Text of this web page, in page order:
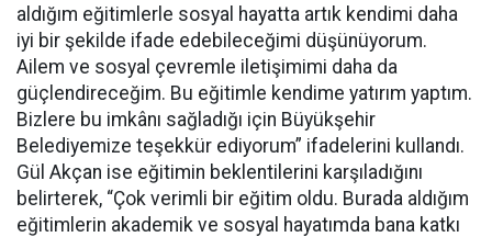
aldığım eğitimlerle sosyal hayatta artık kendimi daha
iyi bir şekilde ifade edebileceğimi düşünüyorum.
Ailem ve sosyal çevremle iletişimimi daha da
güçlendireceğim. Bu eğitimle kendime yatırım yaptım.
Bizlere bu imkânı sağladığı için Büyükşehir
Belediyemize teşekkür ediyorum” ifadelerini kullandı.
Gül Akçan ise eğitimin beklentilerini karşıladığını
belirterek, “Çok verimli bir eğitim oldu. Burada aldığım
eğitimlerin akademik ve sosyal hayatımda bana katkı